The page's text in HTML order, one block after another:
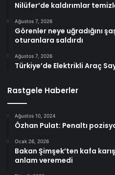
Nilüfer’de kaldırımlar
Ağustos 7, 2026
Görenler neye uğradığını
oturanlara saldırdı
Ağustos 7, 2026
Türkiye’de Elektrikli Araç
Rastgele Haberler
Ağustos 10, 2024
Özhan Pulat: Penaltı
Ocak 26, 2026
Bakan Şimşek’ten kafa
anlam veremedi